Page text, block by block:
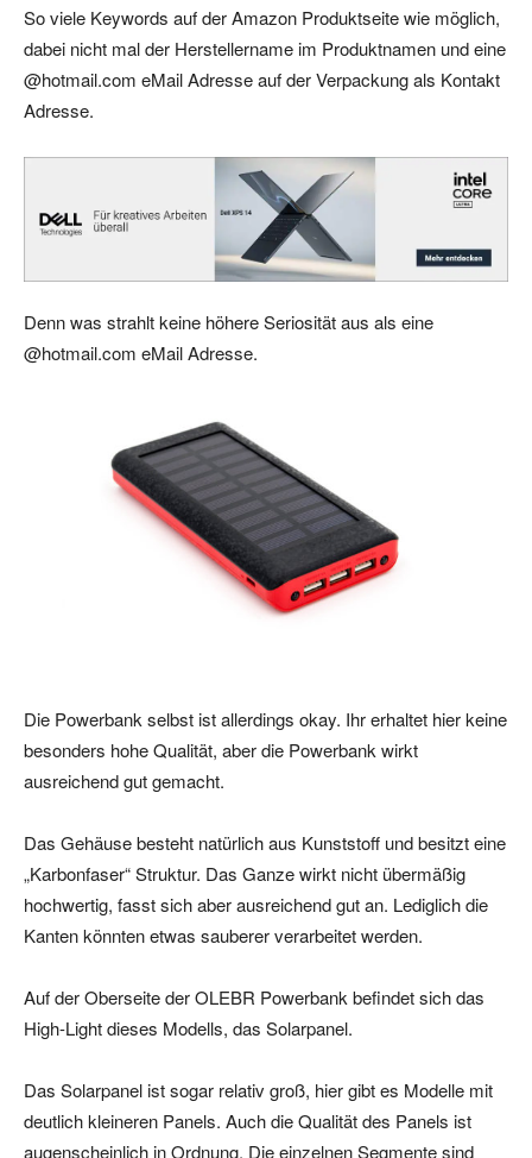
So viele Keywords auf der Amazon Produktseite wie möglich,
dabei nicht mal der Herstellername im Produktnamen und eine
@hotmail.com eMail Adresse auf der Verpackung als Kontakt
Adresse.
Denn was strahlt keine höhere Seriosität aus als eine
@hotmail.com eMail Adresse.
Die Powerbank selbst ist allerdings okay. Ihr erhaltet hier keine
besonders hohe Qualität, aber die Powerbank wirkt
ausreichend gut gemacht.
Das Gehäuse besteht natürlich aus Kunststoff und besitzt eine
„Karbonfaser“ Struktur. Das Ganze wirkt nicht übermäßig
hochwertig, fasst sich aber ausreichend gut an. Lediglich die
Kanten könnten etwas sauberer verarbeitet werden.
Auf der Oberseite der OLEBR Powerbank befindet sich das
High-Light dieses Modells, das Solarpanel.
Das Solarpanel ist sogar relativ groß, hier gibt es Modelle mit
deutlich kleineren Panels. Auch die Qualität des Panels ist
augenscheinlich in Ordnung. Die einzelnen Segmente sind